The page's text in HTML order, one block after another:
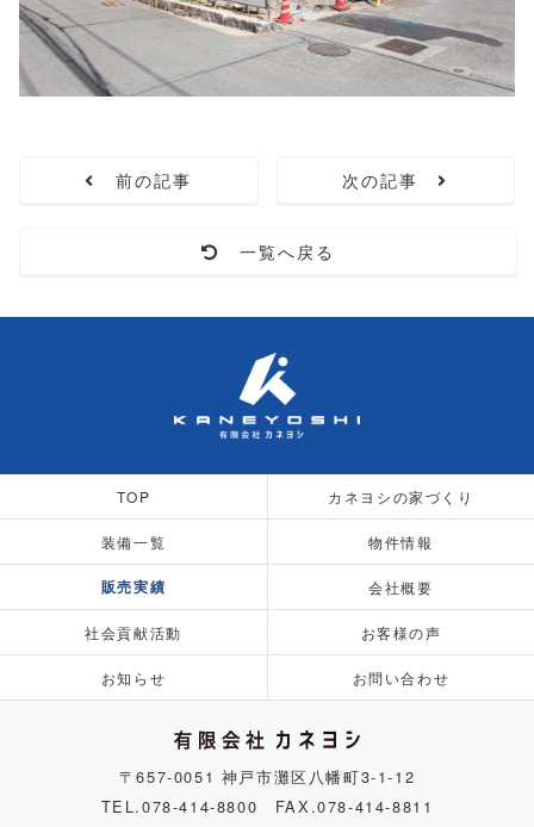
前の記事
一覧へ戻る
次の記事
TOP カネヨシの家づくり
装備一覧 物件情報
販売実績 会社概要
社会貢献活動 お客様の声
お知らせ お問い合わせ
〒657-0051 神戸市灘区八幡町3-1-12
TEL.078-414-8800 FAX.078-414-8811